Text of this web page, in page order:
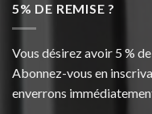
5% DE REMISE ?
Vous désirez avoir 5 %
Abonnez-vous en
enverrons